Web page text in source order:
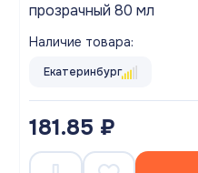
прозрачный 80 мл
Наличие товара:
Екатеринбург
181.85 ₽